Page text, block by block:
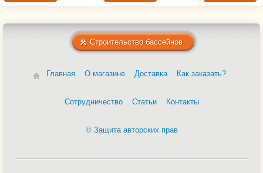
Строительство бассейнов
Главная О магазине Доставка Как заказать?
Сотрудничество Статьи Контакты
© Защита авторских прав